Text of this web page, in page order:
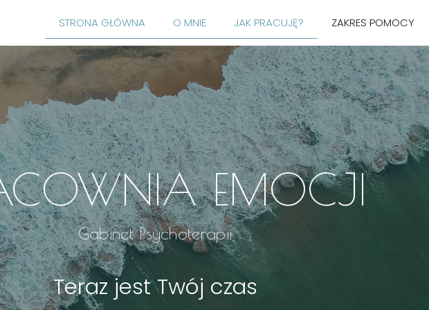
STRONA GŁÓWNA O MNIE JAK PRACUJĘ? ZAKRES POMOCY
EMOCJI
Gabinet Psychoterapii
Teraz jest Twój czas